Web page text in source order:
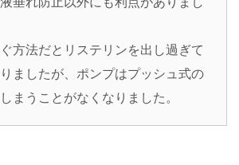
方法だとリステリンを出し過ぎて
ましたが、ポンプはプッシュ式の
まうことがなくなりました。